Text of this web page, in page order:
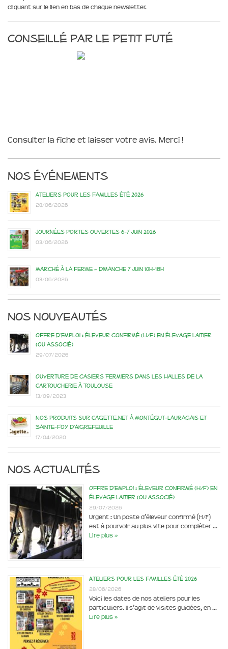
cliquant sur le lien en bas de chaque newsletter.
Conseillé par le Petit Futé
Consulter la fiche et laisser votre avis. Merci !
Nos événements
Ateliers pour les familles été 2026
28/06/2026
Journées portes ouvertes 6-7 juin 2026
03/06/2026
Marché à la ferme – dimanche 7 juin 10h-18h
03/06/2026
Nos nouveautés
Offre d’emploi : éleveur confirmé (H/F) en élevage laitier
(ou associé)
29/07/2026
Ouverture de casiers fermiers dans les Halles de la
Cartoucherie à Toulouse
13/09/2023
Nos produits sur Cagette.net à Montégut-Lauragais et
Sainte-Foy d’Aigrefeuille
17/04/2020
Nos actualités
Offre d’emploi : éleveur confirmé (H/F) en
élevage laitier (ou associé)
29/07/2026
Urgent : Un poste d’éleveur confirmé (H/F)
est à pourvoir au plus vite pour compléter …
Lire plus »
Ateliers pour les familles été 2026
28/06/2026
Voici les dates de nos ateliers pour les
particuliers. Il s’agit de visites guidées, en …
Lire plus »